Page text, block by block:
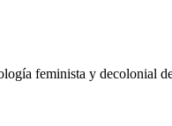
feminista y decolonial